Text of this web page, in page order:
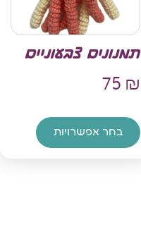
תמנונים צבעוניים
75 ₪
בחר אפשרויות